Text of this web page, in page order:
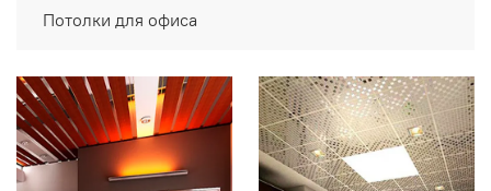
Потолки для офиса